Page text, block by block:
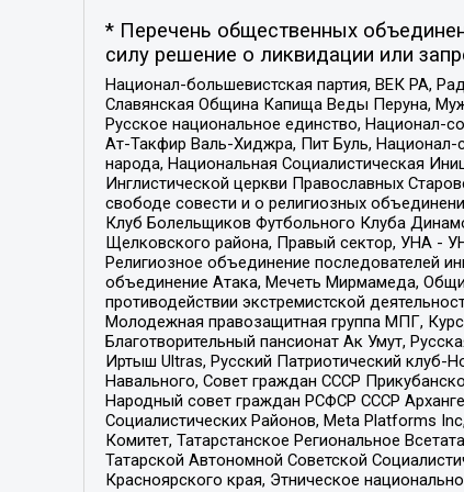
* Перечень общественных
силу решение о ликвидации или
Национал-большевистская партия, ВЕК РА,
Славянская Община Капища Веды Перуна,
Русское национальное единство, Национал-
Ат-Такфир Валь-Хиджра, Пит Буль, Национал-
народа, Национальная Социалистическая
Инглистической церкви Православных
свободе совести и о религиозных
Клуб Болельщиков Футбольного Клуба
Щелковского района, Правый сектор, УНА -
Религиозное объединение последователей
объединение Атака, Мечеть Мирмамеда,
противодействии экстремистской
Молодежная правозащитная группа МПГ,
Благотворительный пансионат Ак Умут,
Иртыш Ultras, Русский Патриотический
Навального, Совет граждан СССР
Народный совет граждан РСФСР СССР
Социалистических Районов, Meta Platforms
Комитет, Татарстанское Региональное
Татарской Автономной Советской
Красноярского края, Этническое